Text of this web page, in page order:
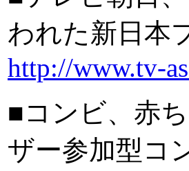
われた新日本
http://www.tv-
■コンビ、赤
ザー参加型コ